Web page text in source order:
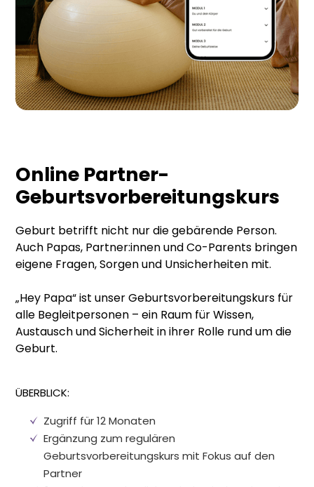
Online Partner-
Geburtsvorbereitungskurs
Geburt betrifft nicht nur die gebärende Person.
Auch Papas, Partner:innen und Co-Parents bringen
eigene Fragen, Sorgen und Unsicherheiten mit.
„Hey Papa“ ist unser Geburtsvorbereitungskurs für
alle Begleitpersonen – ein Raum für Wissen,
Austausch und Sicherheit in ihrer Rolle rund um die
Geburt.
ÜBERBLICK:
Zugriff für 12 Monaten
Ergänzung zum regulären
Geburtsvorbereitungskurs mit Fokus auf den
Partner